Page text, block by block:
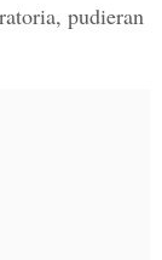
pudieran